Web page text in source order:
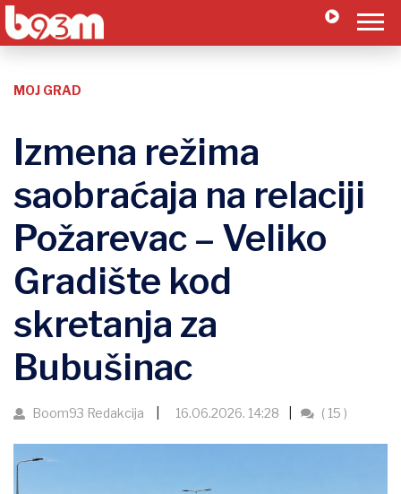
MOJ GRAD
Izmena režima
saobraćaja na relaciji
Požarevac – Veliko
Gradište kod
skretanja za
Bubušinac
Boom93 Redakcija 16.06.2026. 14:28 ( 15 )